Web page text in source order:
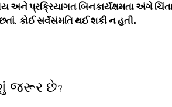
અને પ્રક્રિયાગત બિનકાર્યક્ષમતા અંગે
, કોઈ સર્વસંમતિ થઈ શકી ન હતી.
શું જરૂર છે?